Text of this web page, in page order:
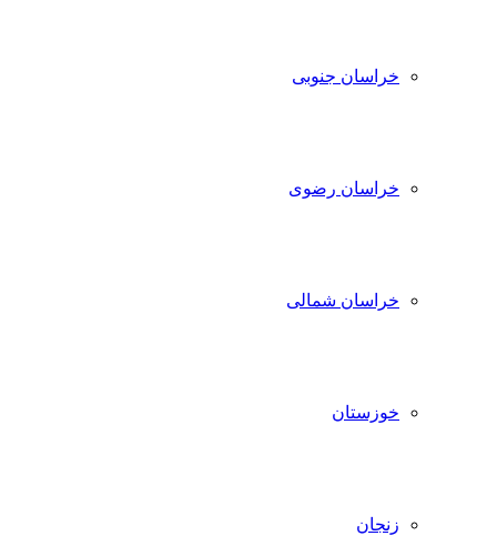
خراسان جنوبی
خراسان رضوی
خراسان شمالی
خوزستان
زنجان